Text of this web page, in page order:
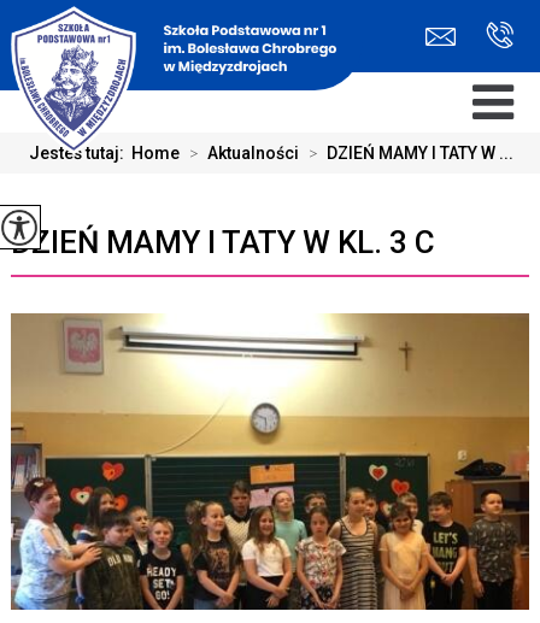
Jesteś tutaj: Home > Aktualności > DZIEŃ MAMY I TATY W ...
DZIEŃ MAMY I TATY W KL. 3 C